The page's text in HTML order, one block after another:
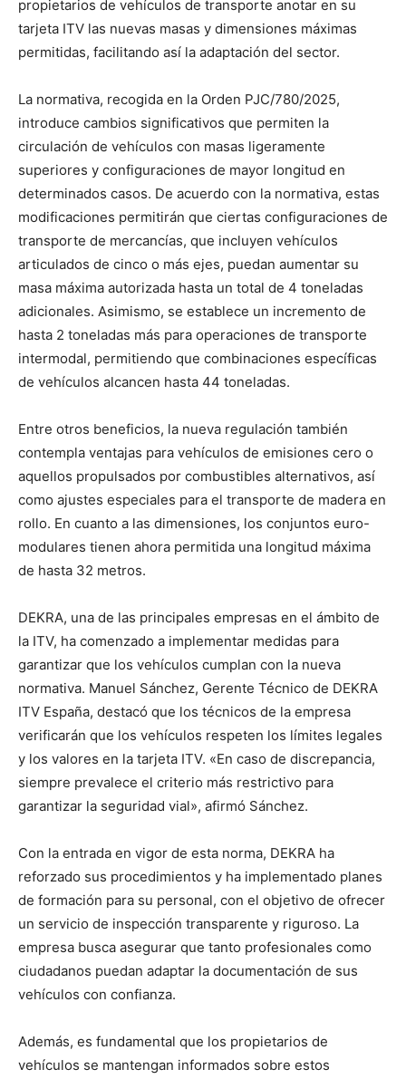
propietarios de vehículos de transporte anotar en su
tarjeta ITV las nuevas masas y dimensiones máximas
permitidas, facilitando así la adaptación del sector.
La normativa, recogida en la Orden PJC/780/2025,
introduce cambios significativos que permiten la
circulación de vehículos con masas ligeramente
superiores y configuraciones de mayor longitud en
determinados casos. De acuerdo con la normativa, estas
modificaciones permitirán que ciertas configuraciones de
transporte de mercancías, que incluyen vehículos
articulados de cinco o más ejes, puedan aumentar su
masa máxima autorizada hasta un total de 4 toneladas
adicionales. Asimismo, se establece un incremento de
hasta 2 toneladas más para operaciones de transporte
intermodal, permitiendo que combinaciones específicas
de vehículos alcancen hasta 44 toneladas.
Entre otros beneficios, la nueva regulación también
contempla ventajas para vehículos de emisiones cero o
aquellos propulsados por combustibles alternativos, así
como ajustes especiales para el transporte de madera en
rollo. En cuanto a las dimensiones, los conjuntos euro-
modulares tienen ahora permitida una longitud máxima
de hasta 32 metros.
DEKRA, una de las principales empresas en el ámbito de
la ITV, ha comenzado a implementar medidas para
garantizar que los vehículos cumplan con la nueva
normativa. Manuel Sánchez, Gerente Técnico de DEKRA
ITV España, destacó que los técnicos de la empresa
verificarán que los vehículos respeten los límites legales
y los valores en la tarjeta ITV. «En caso de discrepancia,
siempre prevalece el criterio más restrictivo para
garantizar la seguridad vial», afirmó Sánchez.
Con la entrada en vigor de esta norma, DEKRA ha
reforzado sus procedimientos y ha implementado planes
de formación para su personal, con el objetivo de ofrecer
un servicio de inspección transparente y riguroso. La
empresa busca asegurar que tanto profesionales como
ciudadanos puedan adaptar la documentación de sus
vehículos con confianza.
Además, es fundamental que los propietarios de
vehículos se mantengan informados sobre estos